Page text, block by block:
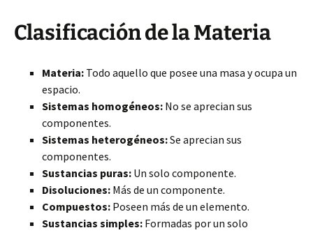
Clasificación de la Materia
Materia: Todo aquello que posee una masa y ocupa un
espacio.
Sistemas homogéneos: No se aprecian sus
componentes.
Sistemas heterogéneos:Se aprecian sus
componentes.
Sustancias puras: Un solo componente.
Disoluciones: Más de un componente.
Compuestos: Poseen más de un elemento.
Sustancias simples: Formadas por un solo